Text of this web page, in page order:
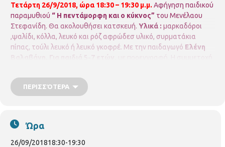
Τετάρτη 26/9/2018, ώρα 18:30 – 19:30 μ.μ. Αφήγηση παιδικού
παραμυθιού “ Η πεντάμορφη και ο κύκνος” του Μενέλαου
Στεφανίδη. Θα ακολουθήσει κατσκευή. Υλικά : μαρκαδόροι
,ψαλίδι, κόλλα, λευκό και ρόζ αφρώδεσ υλικό, συρματάκια
πίπας, τούλι λευκό ή λευκό γκοφρέ. Με την παιδαγωγό Ελένη
Βαλαβάνη.
Για παιδιά 5-7 ετών,
περιορισμένες και θα τηρηθεί απόλυτη σειρά προτεραιότητας,
ενώ θα υπάρξει λίστα αναμονής σε περίπτωση υπεράριθμων
Περιφερειακή Βιβλιοθήκη Κωνσταντινουπόλεως
(Κωνσταντινουπόλεως 45, τηλ. 2310315100)
ΠΕΡΙΣΣΌΤΕΡΑ
Ώρα
26/09/201818:30-19:30